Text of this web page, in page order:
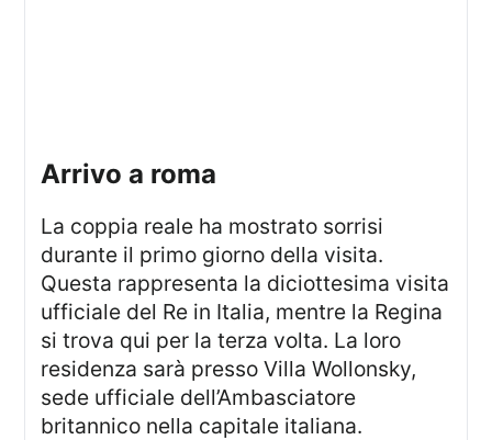
arrivo a roma
La coppia reale ha mostrato sorrisi
durante il primo giorno della visita.
Questa rappresenta la diciottesima visita
ufficiale del Re in Italia, mentre la Regina
si trova qui per la terza volta. La loro
residenza sarà presso Villa Wollonsky,
sede ufficiale dell’Ambasciatore
britannico nella capitale italiana.